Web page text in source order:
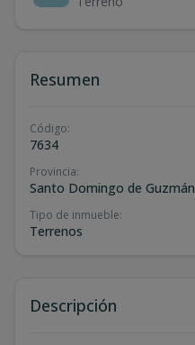
Resumen
Código:
7634
Provincia:
Santo Domingo de Guzmán
Tipo de inmueble:
Terrenos
Descripción